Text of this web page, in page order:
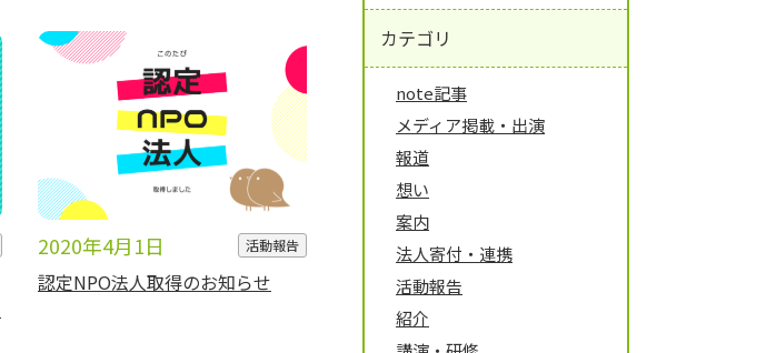
2020年4月1日 活動報告
認定NPO法人取得のお知らせ
カテゴリ
note記事
メディア掲載・出演
報道
想い
案内
法人寄付・連携
活動報告
紹介